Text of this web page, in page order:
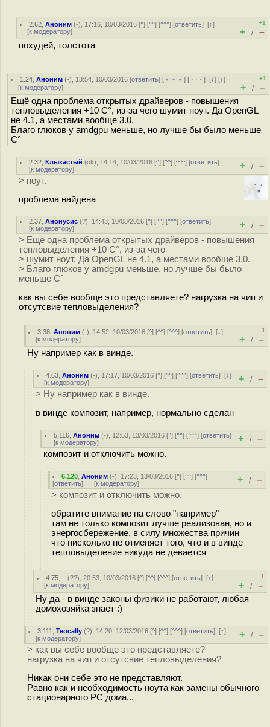
2.62 ,Аноним (-), 17:16, 10/03/2016 [^] [^^] [^^^] [ответить][↑]
[к модератору]
+1
+ / –
похудей, толстота
1.24 ,Аноним (-), 13:54, 10/03/2016 [ответить] [ ﹢﹢﹢] [ · · ·][↓] [↑]
[к модератору]
+1
+ / –
Ещё одна проблема открытых драйверов - повышения
тепловыделения +10 C°, из-за чего шумит ноут. Да OpenGL
не 4.1, а местами вообще 3.0.
Благо глюков у amdgpu меньше, но лучше бы было меньше
С°
2.32 ,Клыкастый (ok), 14:14, 10/03/2016 [^] [^^] [^^^] [ответить]
[к модератору] + / –
> ноут.
проблема найдена
2.37 ,Анонусис (?), 14:43, 10/03/2016 [^] [^^] [^^^] [ответить]
[к модератору] + / –
> Ещё одна проблема открытых драйверов - повышения
тепловыделения +10 C°, из-за чего
> шумит ноут. Да OpenGL не 4.1, а местами вообще 3.0.
> Благо глюков у amdgpu меньше, но лучше бы было
меньше С°
как вы себе вообще это представляете? нагрузка на чип и
отсутсвие тепловыделения?
3.38 ,Аноним (-), 14:52, 10/03/2016 [^] [^^] [^^^] [ответить][↓]
[к модератору]
–1
+ / –
Ну например как в винде.
4.63 ,Аноним (-), 17:17, 10/03/2016 [^] [^^] [^^^] [ответить][↓]
[к модератору] + / –
> Ну например как в винде.
в винде композит, например, нормально сделан
5.116 ,Аноним (-), 12:53, 13/03/2016 [^] [^^] [^^^] [ответить]
[к модератору] + / –
композит и отключить можно.
6.120 ,Аноним (-), 17:23, 13/03/2016 [^] [^^] [^^^]
[ответить] [к модератору] + / –
> композит и отключить можно.
обратите внимание на слово "например"
там не только композит лучше реализован, но и
энергосбережение, в силу множества причин
что нисколько не отменяет того, что и в винде
тепловыделение никуда не девается
4.75 (??), 20:53, 10/03/2016 [^] [^^] [^^^] [ответить][↑]
[к модератору]
–1
+ / –
Ну да - в винде законы физики не работают, любая
домохозяйка знает :)
3.111 ,Teocally (?), 14:20, 12/03/2016 [^] [^^] [^^^] [ответить][↑]
[к модератору] + / –
> как вы себе вообще это представляете?
нагрузка на чип и отсутсвие тепловыделения?
Никак они себе это не представляют.
Равно как и необходимость ноута как замены обычного
стационарного PС дома...